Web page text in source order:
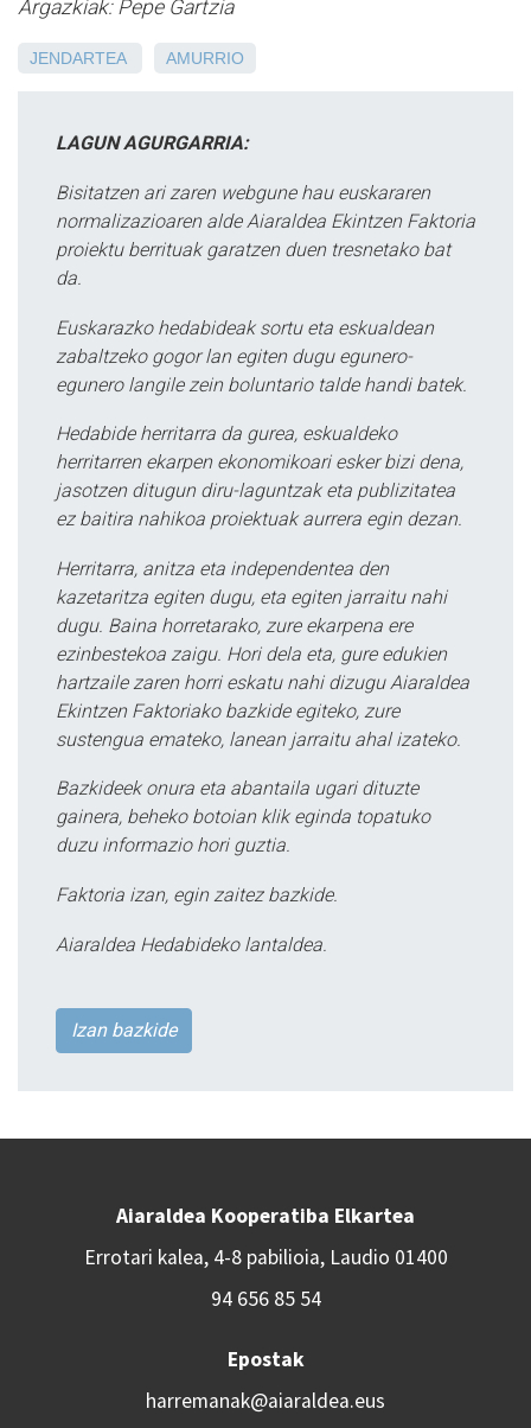
Argazkiak: Pepe Gartzia
JENDARTEA AMURRIO
LAGUN AGURGARRIA:
Bisitatzen ari zaren webgune hau euskararen
normalizazioaren alde Aiaraldea Ekintzen Faktoria
proiektu berrituak garatzen duen tresnetako bat
da.
Euskarazko hedabideak sortu eta eskualdean
zabaltzeko gogor lan egiten dugu egunero-
egunero langile zein boluntario talde handi batek.
Hedabide herritarra da gurea, eskualdeko
herritarren ekarpen ekonomikoari esker bizi dena,
jasotzen ditugun diru-laguntzak eta publizitatea
ez baitira nahikoa proiektuak aurrera egin dezan.
Herritarra, anitza eta independentea den
kazetaritza egiten dugu, eta egiten jarraitu nahi
dugu. Baina horretarako, zure ekarpena ere
ezinbestekoa zaigu. Hori dela eta, gure edukien
hartzaile zaren horri eskatu nahi dizugu Aiaraldea
Ekintzen Faktoriako bazkide egiteko, zure
sustengua emateko, lanean jarraitu ahal izateko.
Bazkideek onura eta abantaila ugari dituzte
gainera, beheko botoian klik eginda topatuko
duzu informazio hori guztia.
Faktoria izan, egin zaitez bazkide.
Aiaraldea Hedabideko lantaldea.
Izan bazkide
Aiaraldea Kooperatiba Elkartea
Errotari kalea, 4-8 pabilioia, Laudio 01400
94 656 85 54
Epostak
harremanak@aiaraldea.eus